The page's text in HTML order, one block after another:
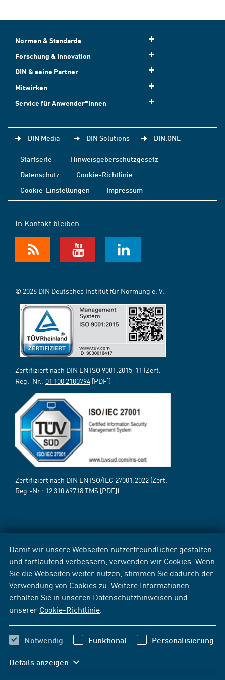
Damit wir unsere Webseiten nutzerfreundlicher gestalten
und fortlaufend verbessern, verwenden wir Cookies. Wenn
Sie die Webseiten weiter nutzen, stimmen Sie dadurch der
Verwendung von Cookies zu. Weitere Informationen
erhalten Sie in unseren Datenschutzhinweisen und
unserer Cookie-Richtlinie
Notwendig Funktional Personalisierung
Details anzeigen
Normen & Standards
Forschung & Innovation
DIN & seine Partner
Mitwirken
Service für Anwender*innen
DIN Media DIN Solutions DIN.ONE
Startseite
Hinweisgeberschutzgesetz
Datenschutz
Cookie-Richtlinie
Cookie-Einstellungen
Impressum
In Kontakt bleiben
© 2026 DIN Deutsches Institut für Normung e. V.
Zertifiziert nach DIN EN ISO 9001:2015-11 (Zert.-
Reg.-Nr.: 01 100 2100794 [PDF])
Zertifiziert nach DIN EN ISO/IEC 27001:2022 (Zert.-
Reg.-Nr.: 12 310 69718 TMS [PDF])